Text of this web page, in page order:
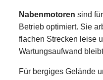
Nabenmotoren sind
Betrieb optimiert. Sie
flachen Strecken leise
Wartungsaufwand
Für bergiges Gelände